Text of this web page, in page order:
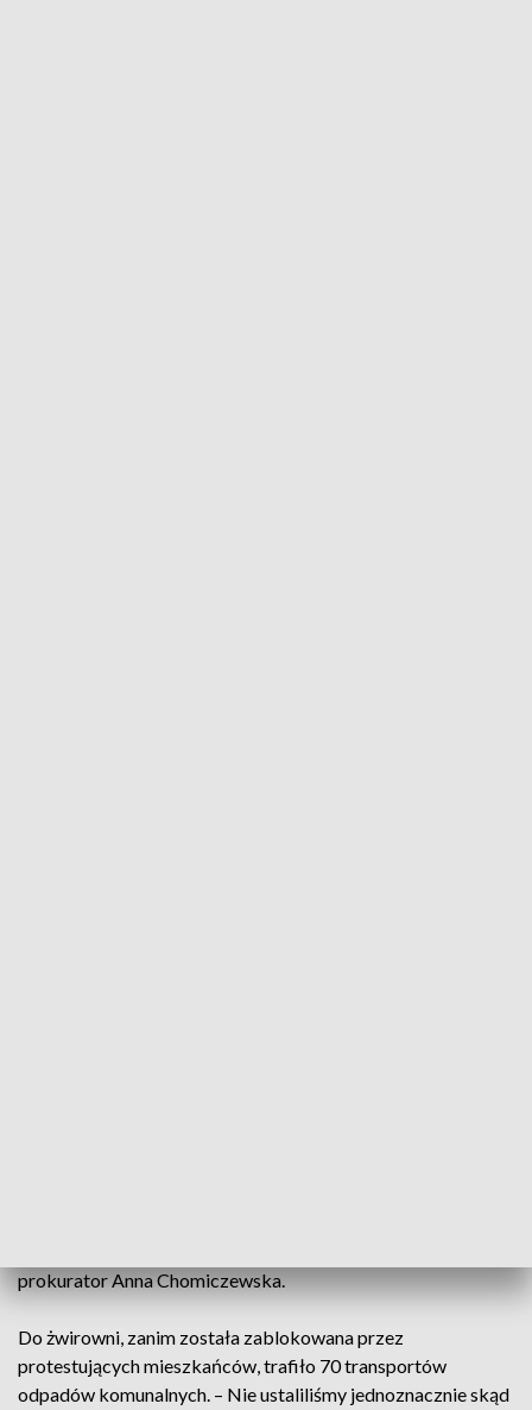
prokurator Anna Chomiczewska.
Do żwirowni, zanim została zablokowana przez
protestujących mieszkańców, trafiło 70 transportów
odpadów komunalnych. – Nie ustaliliśmy jednoznacznie skąd